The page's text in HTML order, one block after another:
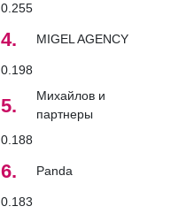
0.255
4. MIGEL AGENCY
0.198
5.
Михайлов и
партнеры
0.188
6. Panda
0.183